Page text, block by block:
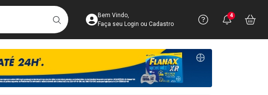
BUSCARAcesse sua Conta
Bem Vindo,
Faça seu Login ou Cadastro
Precisa
Ver Recursos
Você
4